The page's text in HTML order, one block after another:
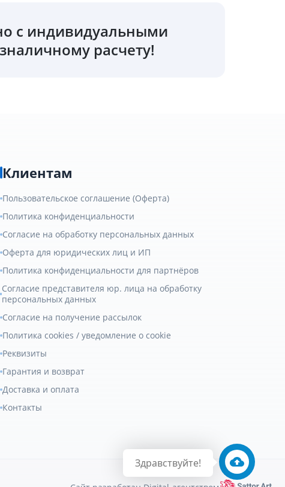
Здравствуйте!
с индивидуальными
расчету!
Клиентам
Пользовательское соглашение (Оферта)
Политика конфиденциальности
Согласие на обработку персональных данных
Оферта для юридических лиц и ИП
Политика конфиденциальности для партнёров
Согласие представителя юр. лица на обработку
персональных данных
Согласие на получение рассылок
Политика cookies / уведомление о cookie
Реквизиты
Гарантия и возврат
Доставка и оплата
Контакты